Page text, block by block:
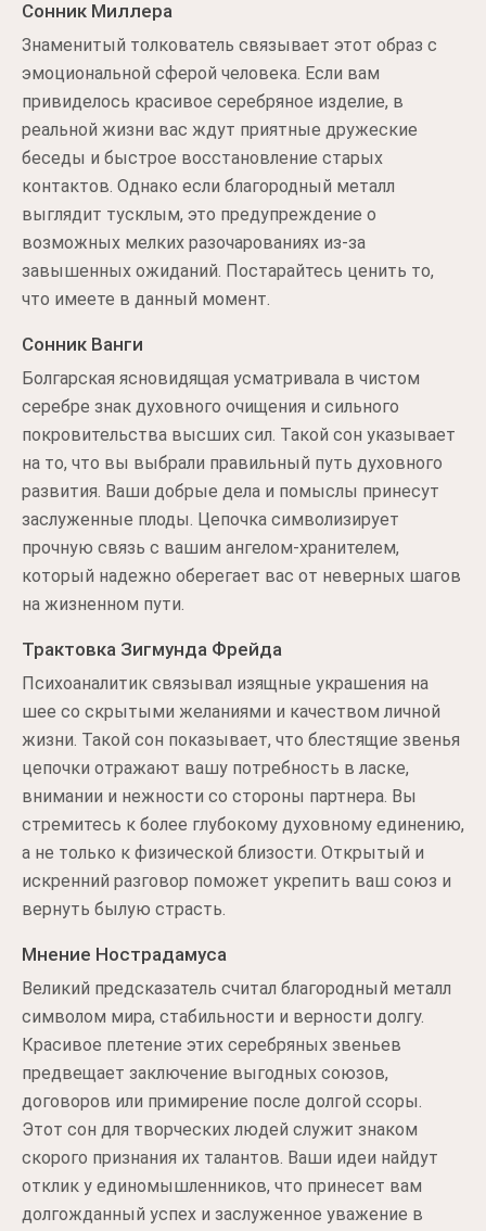
Сонник Миллера
Знаменитый толкователь связывает этот образ с
эмоциональной сферой человека. Если вам
привиделось красивое серебряное изделие, в
реальной жизни вас ждут приятные дружеские
беседы и быстрое восстановление старых
контактов. Однако если благородный металл
выглядит тусклым, это предупреждение о
возможных мелких разочарованиях из-за
завышенных ожиданий. Постарайтесь ценить то,
что имеете в данный момент.
Сонник Ванги
Болгарская ясновидящая усматривала в чистом
серебре знак духовного очищения и сильного
покровительства высших сил. Такой сон указывает
на то, что вы выбрали правильный путь духовного
развития. Ваши добрые дела и помыслы принесут
заслуженные плоды. Цепочка символизирует
прочную связь с вашим ангелом-хранителем,
который надежно оберегает вас от неверных шагов
на жизненном пути.
Трактовка Зигмунда Фрейда
Психоаналитик связывал изящные украшения на
шее со скрытыми желаниями и качеством личной
жизни. Такой сон показывает, что блестящие звенья
цепочки отражают вашу потребность в ласке,
внимании и нежности со стороны партнера. Вы
стремитесь к более глубокому духовному единению,
а не только к физической близости. Открытый и
искренний разговор поможет укрепить ваш союз и
вернуть былую страсть.
Мнение Нострадамуса
Великий предсказатель считал благородный металл
символом мира, стабильности и верности долгу.
Красивое плетение этих серебряных звеньев
предвещает заключение выгодных союзов,
договоров или примирение после долгой ссоры.
Этот сон для творческих людей служит знаком
скорого признания их талантов. Ваши идеи найдут
отклик у единомышленников, что принесет вам
долгожданный успех и заслуженное уважение в